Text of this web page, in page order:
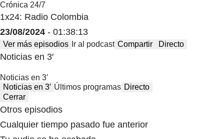
Crónica 24/7
1x24: Radio Colombia
23/08/2024 - 01:38:13
Ver más episodios Ir al podcast Compartir Directo
Noticias en 3′
Noticias en 3′
Noticias en 3′ Últimos programas Directo
Cerrar
Otros episodios
Cualquier tiempo pasado fue anterior